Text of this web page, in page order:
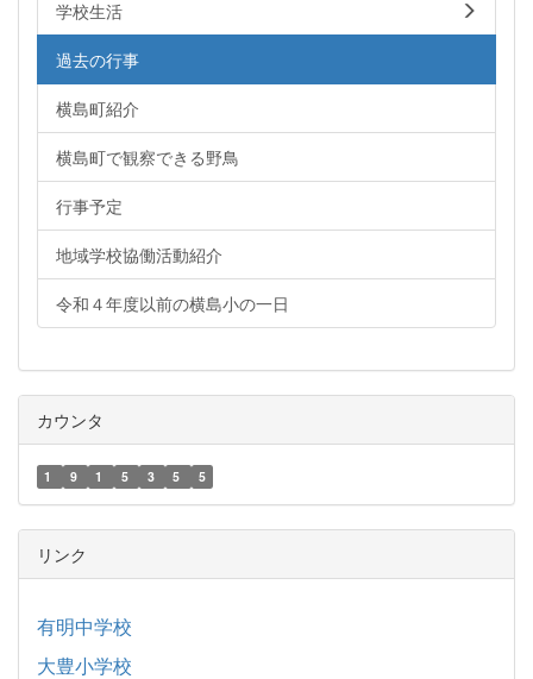
学校生活
過去の行事
横島町紹介
横島町で観察できる野鳥
行事予定
地域学校協働活動紹介
令和４年度以前の横島小の一日
カウンタ
1 9 1 5 3 5 5
リンク
有明中学校
大豊小学校